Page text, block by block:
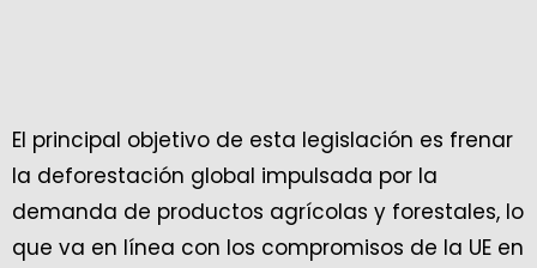
El principal objetivo de esta legislación es frenar
la deforestación global impulsada por la
demanda de productos agrícolas y forestales, lo
que va en línea con los compromisos de la UE en